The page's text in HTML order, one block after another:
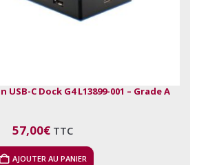
C Dock G4 L13899-001 – Grade A
57,00€ TTC
AJOUTER AU PANIER